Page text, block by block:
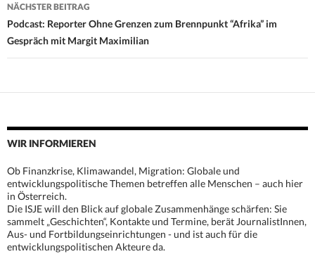
NÄCHSTER BEITRAG
Podcast: Reporter Ohne Grenzen zum Brennpunkt “Afrika” im
Gespräch mit Margit Maximilian
WIR INFORMIEREN
Ob Finanzkrise, Klimawandel, Migration: Globale und
entwicklungspolitische Themen betreffen alle Menschen – auch hier
in Österreich.
Die ISJE will den Blick auf globale Zusammenhänge schärfen: Sie
sammelt „Geschichten“, Kontakte und Termine, berät JournalistInnen,
Aus- und Fortbildungseinrichtungen - und ist auch für die
entwicklungspolitischen Akteure da.